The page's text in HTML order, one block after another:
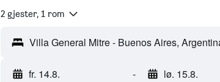
2 gjester, 1 rom
Villa General Mitre - Buenos Aires,
fr. 14.8. - lø. 15.8.